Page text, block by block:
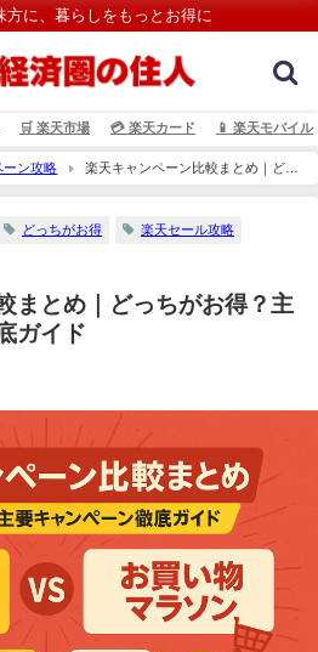
方に、暮らしをもっとお得に
🛒 楽天市場 💳️ 楽天カード 📱 楽天モバイル
ーン攻略
楽天キャンペーン比較まとめ｜どっ
イド
どっちがお得 楽天セール攻略
まとめ｜どっちがお得？主
ガイド